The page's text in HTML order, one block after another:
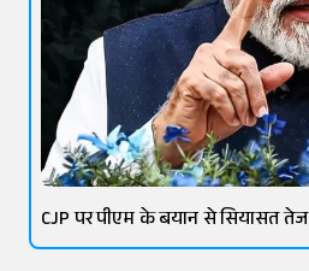
CJP पर पीएम के बयान से सियासत तेज